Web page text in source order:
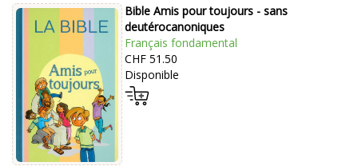
Bible Amis pour toujours - sans
deutérocanoniques
Français fondamental
CHF 51.50
Disponible